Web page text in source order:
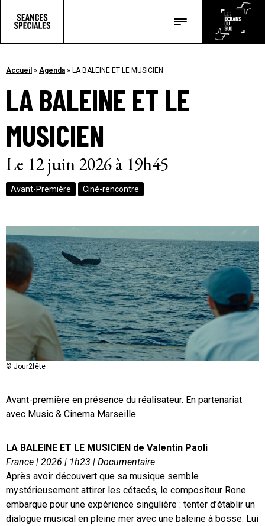
Les articles
Accueil » Agenda » LA BALEINE ET LE MUSICIEN
LA BALEINE ET LE
MUSICIEN
Le 12 juin 2026 à 19h45
Avant-Première Ciné-rencontre
© Jour2fête
Avant-première en présence du réalisateur. En partenariat
avec Music & Cinema Marseille.
LA BALEINE ET LE MUSICIEN de Valentin Paoli
France | 2026 | 1h23 | Documentaire
Après avoir découvert que sa musique semble
mystérieusement attirer les cétacés, le compositeur Rone
embarque pour une expérience singulière : tenter d’établir un
dialogue musical en pleine mer avec une baleine à bosse. Lui